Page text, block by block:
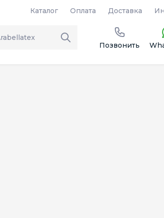
Каталог Оплата Доставка
Позвонить